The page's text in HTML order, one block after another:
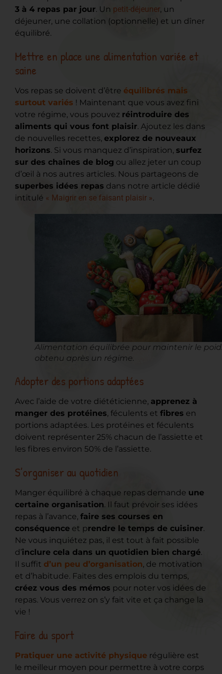
3 à 4 repas par jour. Un petit-déjeuner, un
déjeuner, une collation (optionnelle) et un dîner
équilibré.
Mettre en place une alimentation variée et
saine
Vos repas se doivent d’être équilibrés mais
surtout variés ! Maintenant que vous avez fini
votre régime, vous pouvez réintroduire des
aliments qui vous font plaisir. Ajoutez les dans
de nouvelles recettes, explorez de nouveaux
horizons. Si vous manquez d’inspiration, surfez
sur des chaînes de blog ou allez jeter un coup
d’œil à nos autres articles. Nous partageons de
superbes idées repas dans notre article dédié
intitulé « Maigrir en se faisant plaisir ».
Alimentation équilibrée pour maintenir le
obtenu après un régime.
Adopter des portions adaptées
Avec l’aide de votre diététicienne, apprenez à
manger des protéines, féculents et fibres en
portions adaptées. Les protéines et féculents
doivent représenter 25% chacun de l’assiette et
les fibres environ 50% de l’assiette.
S’organiser au quotidien
Manger équilibré à chaque repas demande une
certaine organisation. Il faut prévoir ses idées
repas à l’avance, faire ses courses en
conséquence et prendre le temps de cuisiner.
Ne vous inquiétez pas, il est tout à fait possible
d’inclure cela dans un quotidien bien chargé.
Il suffit d’un peu d’organisation, de motivation
et d’habitude. Faites des emplois du temps,
créez vous des mémos pour noter vos idées de
repas. Vous verrez on s’y fait vite et ça change la
vie !
Faire du sport
Pratiquer une activité physique régulière est
le meilleur moyen pour permettre à votre corps